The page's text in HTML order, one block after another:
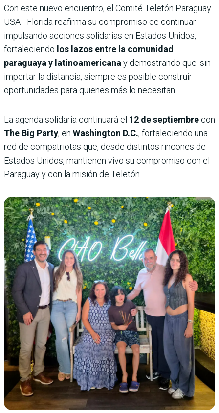
Con este nuevo encuentro, el Comité Teletón Paraguay
USA - Florida reafirma su compromiso de continuar
impulsando acciones solidarias en Estados Unidos,
fortaleciendo los lazos entre la comunidad
paraguaya y latinoamericana y demostrando que, sin
importar la distancia, siempre es posible construir
oportunidades para quienes más lo necesitan.
La agenda solidaria continuará el 12 de septiembre con
The Big Party, en Washington D.C., fortaleciendo una
red de compatriotas que, desde distintos rincones de
Estados Unidos, mantienen vivo su compromiso con el
Paraguay y con la misión de Teletón.